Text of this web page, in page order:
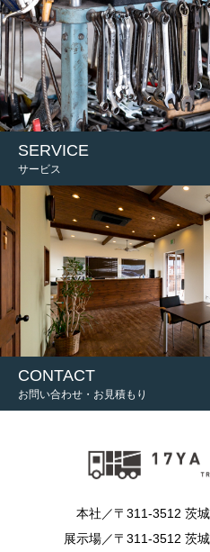
SERVICE
サービス
CONTACT
お問い合わせ・お見積もり
本社／〒311-3512 茨
展示場／〒311-3512 茨